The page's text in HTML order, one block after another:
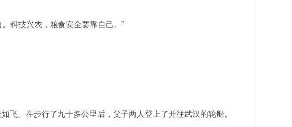
科技兴农，粮食安全要靠自己。”
。在步行了九十多公里后，父子两人登上了开往武汉的轮船。